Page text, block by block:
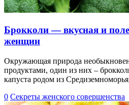
Брокколи — вкусная и
женщин
Окружающая природа
продуктами, один из них –
капуста родом из
0 Секреты женского совершенства